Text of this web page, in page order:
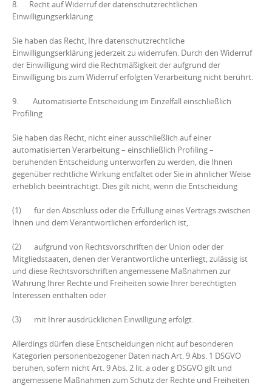
8. Recht auf Widerruf der datenschutzrechtlichen
Einwilligungserklärung
Sie haben das Recht, Ihre datenschutzrechtliche
Einwilligungserklärung jederzeit zu widerrufen. Durch den Widerruf
der Einwilligung wird die Rechtmäßigkeit der aufgrund der
Einwilligung bis zum Widerruf erfolgten Verarbeitung nicht berührt.
9. Automatisierte Entscheidung im Einzelfall einschließlich
Profiling
Sie haben das Recht, nicht einer ausschließlich auf einer
automatisierten Verarbeitung – einschließlich Profiling –
beruhenden Entscheidung unterworfen zu werden, die Ihnen
gegenüber rechtliche Wirkung entfaltet oder Sie in ähnlicher Weise
erheblich beeinträchtigt. Dies gilt nicht, wenn die Entscheidung
(1) für den Abschluss oder die Erfüllung eines Vertrags zwischen
Ihnen und dem Verantwortlichen erforderlich ist,
(2) aufgrund von Rechtsvorschriften der Union oder der
Mitgliedstaaten, denen der Verantwortliche unterliegt, zulässig ist
und diese Rechtsvorschriften angemessene Maßnahmen zur
Wahrung Ihrer Rechte und Freiheiten sowie Ihrer berechtigten
Interessen enthalten oder
(3) mit Ihrer ausdrücklichen Einwilligung erfolgt.
Allerdings dürfen diese Entscheidungen nicht auf besonderen
Kategorien personenbezogener Daten nach Art. 9 Abs. 1 DSGVO
beruhen, sofern nicht Art. 9 Abs. 2 lit. a oder g DSGVO gilt und
angemessene Maßnahmen zum Schutz der Rechte und Freiheiten